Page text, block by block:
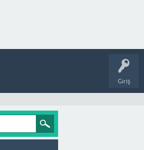
Giriş